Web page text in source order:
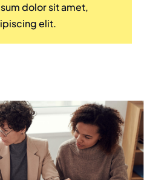
dolor sit amet,
elit.